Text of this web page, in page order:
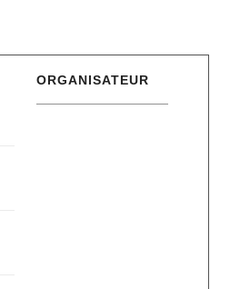
ORGANISATEUR